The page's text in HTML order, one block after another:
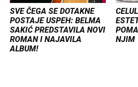
SVE ČEGA SE DOTAKNE
POSTAJE USPEH: BELMA
SAKIĆ PREDSTAVILA NOVI
ROMAN I NAJAVILA
ALBUM!
NJIM